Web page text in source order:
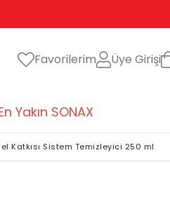
Favorilerim Üye Girişi
Yakın SONAX
Katkısı Sistem Temizleyici 250 ml